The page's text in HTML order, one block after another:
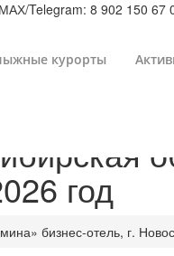
Telegram: 8 902 150 67
курорты
год
бизнес-отель, г.